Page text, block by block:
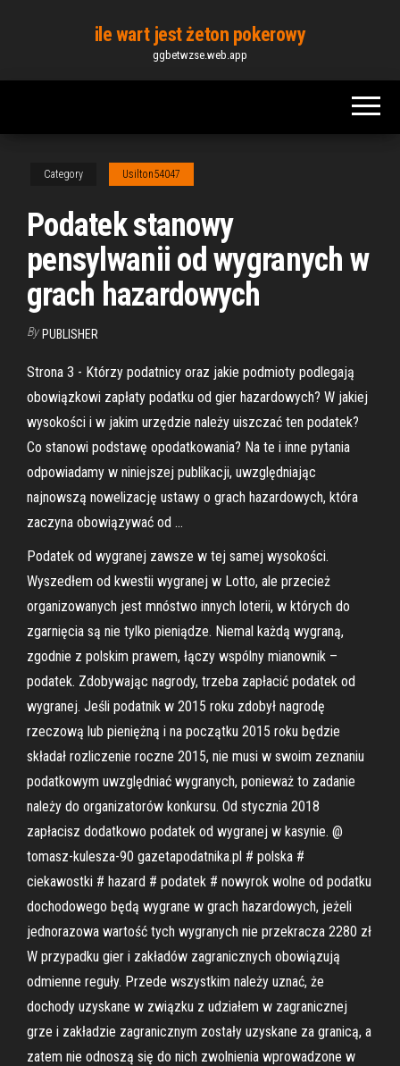
content
ile wart jest żeton pokerowy
ggbetwzse.web.app
Category Usilton54047
Podatek stanowy
pensylwanii od wygranych w
grach hazardowych
By PUBLISHER
Strona 3 - Którzy podatnicy oraz jakie podmioty podlegają
obowiązkowi zapłaty podatku od gier hazardowych? W jakiej
wysokości i w jakim urzędzie należy uiszczać ten podatek?
Co stanowi podstawę opodatkowania? Na te i inne pytania
odpowiadamy w niniejszej publikacji, uwzględniając
najnowszą nowelizację ustawy o grach hazardowych, która
zaczyna obowiązywać od …
Podatek od wygranej zawsze w tej samej wysokości.
Wyszedłem od kwestii wygranej w Lotto, ale przecież
organizowanych jest mnóstwo innych loterii, w których do
zgarnięcia są nie tylko pieniądze. Niemal każdą wygraną,
zgodnie z polskim prawem, łączy wspólny mianownik –
podatek. Zdobywając nagrody, trzeba zapłacić podatek od
wygranej. Jeśli podatnik w 2015 roku zdobył nagrodę
rzeczową lub pieniężną i na początku 2015 roku będzie
składał rozliczenie roczne 2015, nie musi w swoim zeznaniu
podatkowym uwzględniać wygranych, ponieważ to zadanie
należy do organizatorów konkursu. Od stycznia 2018
zapłacisz dodatkowo podatek od wygranej w kasynie. @
tomasz-kulesza-90 gazetapodatnika.pl # polska #
ciekawostki # hazard # podatek # nowyrok wolne od podatku
dochodowego będą wygrane w grach hazardowych, jeżeli
jednorazowa wartość tych wygranych nie przekracza 2280 zł
W przypadku gier i zakładów zagranicznych obowiązują
odmienne reguły. Przede wszystkim należy uznać, że
dochody uzyskane w związku z udziałem w zagranicznej
grze i zakładzie zagranicznym zostały uzyskane za granicą, a
zatem nie odnoszą się do nich zwolnienia wprowadzone w